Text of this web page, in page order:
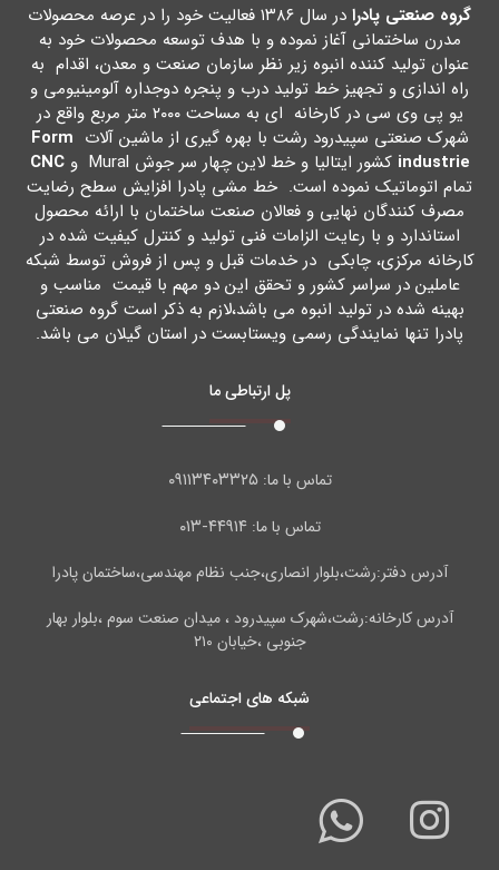
گروه صنعتی پادرا
در سال ۱۳۸۶ فعالیت خود را در عرصه محصولات
مدرن ساختمانی آغاز نموده و با هدف توسعه محصولات خود به
عنوان تولید کننده انبوه زیر نظر سازمان صنعت و معدن، اقدام به
راه اندازي و تجهیز خط تولید درب و پنجره دوجداره آلومینیومی و
یو پی وي سی در کارخانه اي به مساحت ۲۰۰۰ متر مربع واقع در
شهرك صنعتی سپیدرود رشت با بهره گیري از ماشین آلات Form
industrie کشور ایتالیا و خط لاین چهار سر جوش Mural و
CNC
تمام اتوماتیک نموده است. خط مشی پادرا افزایش سطح رضایت
مصرف کنندگان نهایی و فعالان صنعت ساختمان با ارائه محصول
استاندارد و با رعایت الزامات فنی تولید و کنترل کیفیت شده در
کارخانه مرکزي، چابکی در خدمات قبل و پس از فروش توسط شبکه
عاملین در سراسر کشور و تحقق این دو مهم با قیمت مناسب و
بهینه شده در تولید انبوه می باشد،لازم به ذکر است گروه صنعتی
پادرا تنها نمایندگی رسمی ویستابست در استان گیلان می باشد.
پل ارتباطی ما
تماس با ما:۰۹۱۱۳۴۰۳۳۲۵
تماس با ما: ۴۴۹۱۴-۰۱۳
آدرس دفتر:رشت،بلوار انصاری،جنب نظام مهندسی،ساختمان پادرا
آدرس کارخانه:رشت،شهرک سپیدرود ، میدان صنعت سوم ،بلوار بهار
جنوبی ،خیابان ۲۱۰
شبکه های اجتماعی